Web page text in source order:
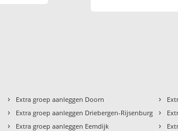
› Extra groep aanleggen Doorn
› Extra groep aanleggen Driebergen-Rijsenburg
› Extra groep aanleggen Eemdijk
›
›
›